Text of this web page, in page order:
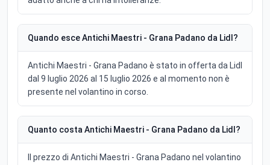
Quando esce Antichi Maestri - Grana Padano da Lidl?
Antichi Maestri - Grana Padano è stato in offerta da Lidl
dal 9 luglio 2026 al 15 luglio 2026 e al momento non è
presente nel volantino in corso.
Quanto costa Antichi Maestri - Grana Padano da Lidl?
Il prezzo di Antichi Maestri - Grana Padano nel volantino